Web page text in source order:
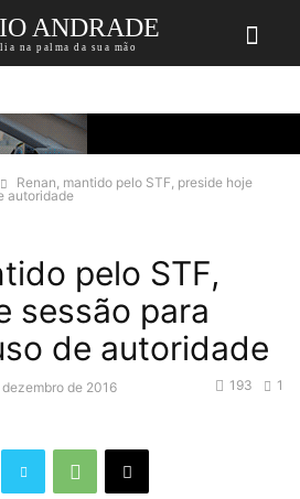
ANDRADE
na palma da sua mão
Renan, mantido pelo STF, preside hoje
autoridade
pelo STF,
sessão para
de autoridade
dezembro de 2016 1
193